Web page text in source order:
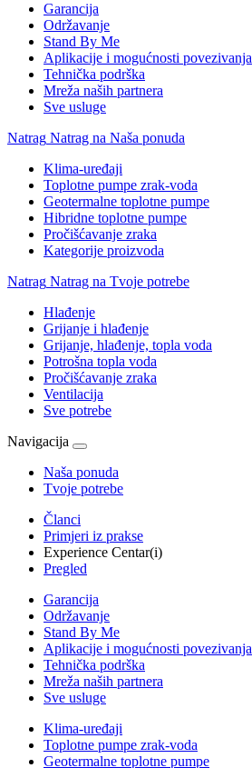
Garancija
Održavanje
Stand By Me
Aplikacije i mogućnosti povezivanja
Tehnička podrška
Mreža naših partnera
Sve usluge
Natrag Natrag na Naša ponuda
Klima-uređaji
Toplotne pumpe zrak-voda
Geotermalne toplotne pumpe
Hibridne toplotne pumpe
Pročišćavanje zraka
Kategorije proizvoda
Natrag Natrag na Tvoje potrebe
Hlađenje
Grijanje i hlađenje
Grijanje, hlađenje, topla voda
Potrošna topla voda
Pročišćavanje zraka
Ventilacija
Sve potrebe
Navigacija
Naša ponuda
Tvoje potrebe
Članci
Primjeri iz prakse
Experience Centar(i)
Pregled
Garancija
Održavanje
Stand By Me
Aplikacije i mogućnosti povezivanja
Tehnička podrška
Mreža naših partnera
Sve usluge
Klima-uređaji
Toplotne pumpe zrak-voda
Geotermalne toplotne pumpe